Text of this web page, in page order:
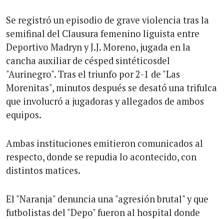
Se registró un episodio de grave violencia tras la
semifinal del Clausura femenino liguista entre
Deportivo Madryn y J.J. Moreno, jugada en la
cancha auxiliar de césped sintéticosdel
"Aurinegro". Tras el triunfo por 2-1 de "Las
Morenitas", minutos después se desató una trifulca
que involucró a jugadoras y allegados de ambos
equipos.
Ambas instituciones emitieron comunicados al
respecto, donde se repudia lo acontecido, con
distintos matices.
El "Naranja" denuncia una "agresión brutal" y que
futbolistas del "Depo" fueron al hospital donde